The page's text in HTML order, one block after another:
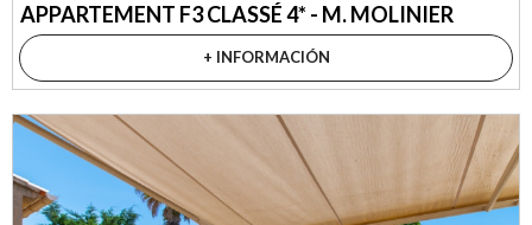
APPARTEMENT F3 CLASSÉ 4* - M. MOLINIER
+ INFORMACIÓN